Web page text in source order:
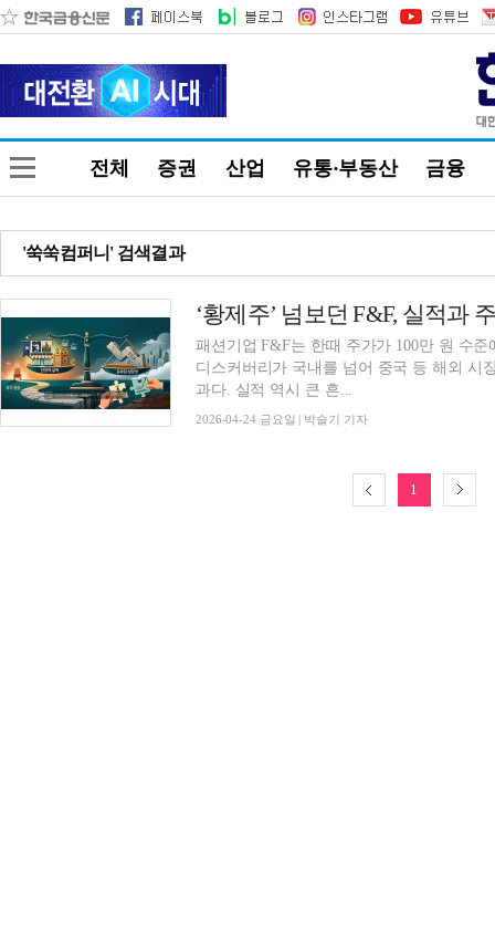
전체 증권 산업 유통·부동산 금융
'쑥쑥컴퍼니' 검색결과
‘황제주’ 넘보던 F&F, 실적과
패션기업 F&F는 한때 주가가 100만 원 수
디스커버리가 국내를 넘어 중국 등 해외 시
과다. 실적 역시 큰 흔...
2026-04-24 금요일 | 박슬기 기자
1